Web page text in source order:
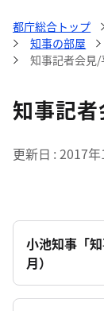
都庁総合トップ
知事の部屋
知事記者会見
知事記
更新日 2017
小池知事「
月）